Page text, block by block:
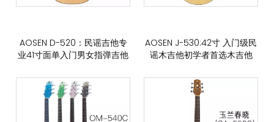
AOSEN D-520：民谣吉他专
业41寸面单入门男女指弹吉他
AOSEN J-530:42寸 入门级民
谣木吉他初学者首选木吉他